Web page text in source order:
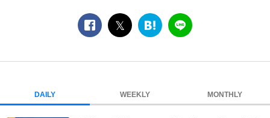
facebook
twitterは
ク
マ
LINE
DAILY WEEKLY MONTHLY